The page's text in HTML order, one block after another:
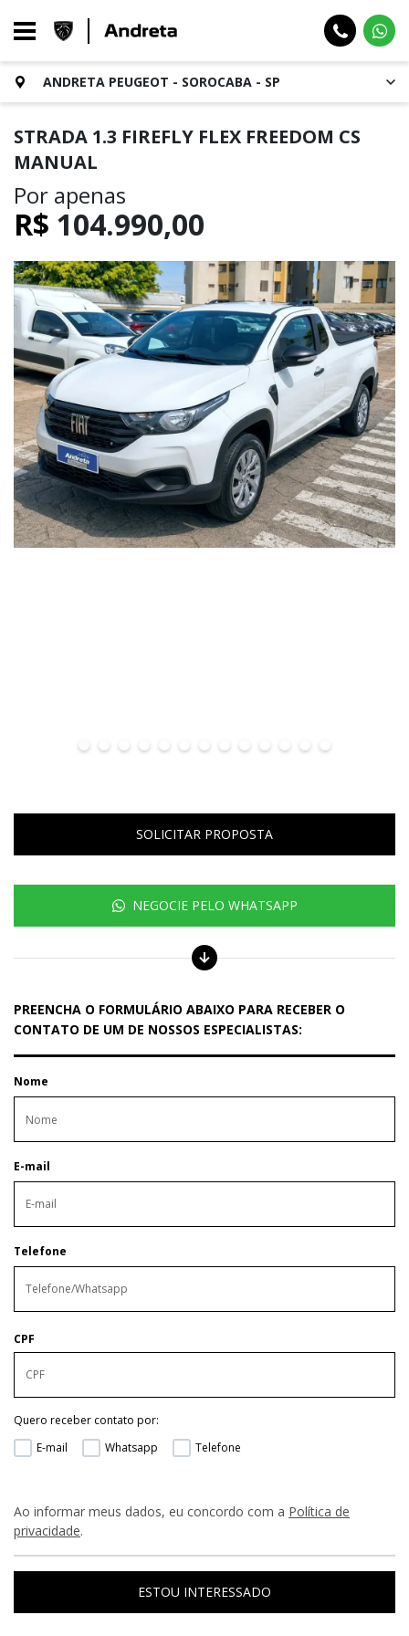
ANDRETA PEUGEOT - SOROCABA - SP
STRADA 1.3 FIREFLY FLEX FREEDOM CS
MANUAL
Por apenas
R$ 104.990,00
SOLICITAR PROPOSTA
NEGOCIE PELO WHATSAPP
PREENCHA O FORMULÁRIO ABAIXO PARA RECEBER O
CONTATO DE UM DE NOSSOS ESPECIALISTAS:
Nome
E-mail
Telefone
CPF
Quero receber contato por:
E-mail
Whatsapp Telefone
Ao informar meus dados, eu concordo com a Política de
privacidade.
ESTOU INTERESSADO